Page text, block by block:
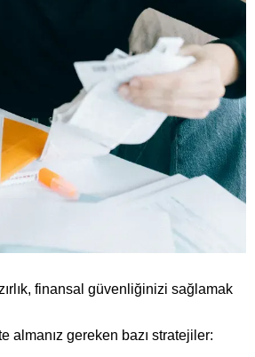
finansal güvenliğinizi sağlamak
almanız gereken bazı stratejiler: